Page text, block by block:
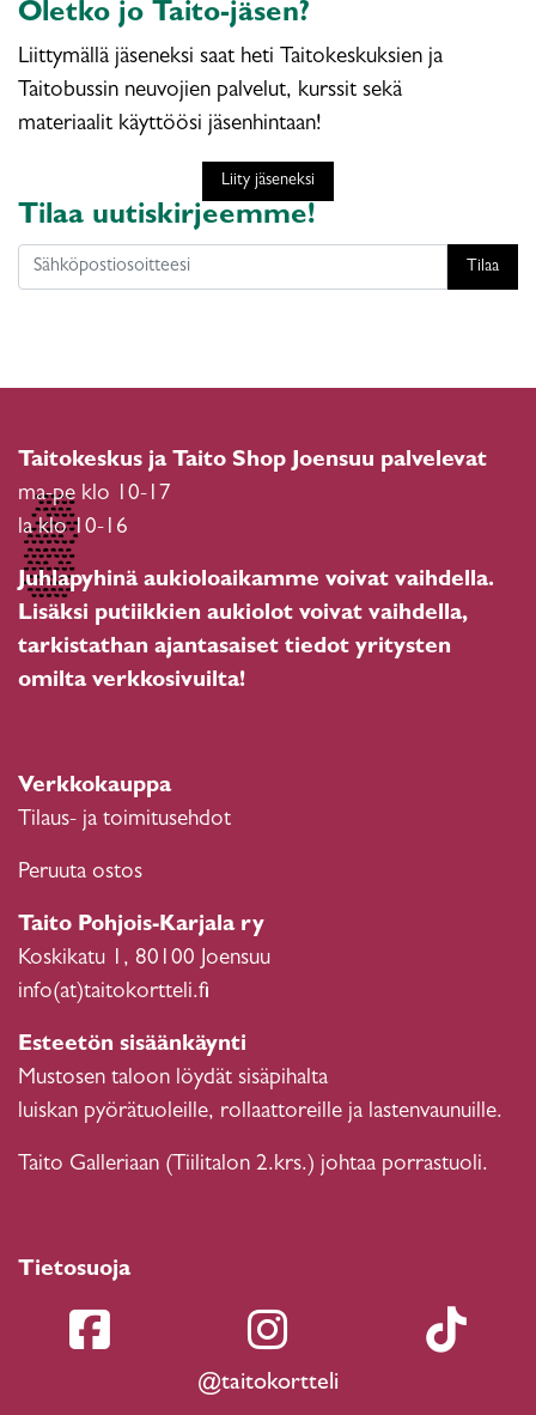
Oletko jo Taito-jäsen?
Liittymällä jäseneksi saat heti Taitokeskuksien ja
Taitobussin neuvojien palvelut, kurssit sekä
materiaalit käyttöösi jäsenhintaan!
Liity jäseneksi
Tilaa uutiskirjeemme!
Tilaa
Taitokeskus ja Taito Shop Joensuu palvelevat
ma-pe klo 10-17
la klo 10-16
Juhlapyhinä aukioloaikamme voivat vaihdella.
Lisäksi putiikkien aukiolot voivat vaihdella,
tarkistathan ajantasaiset tiedot yritysten
omilta verkkosivuilta!
Verkkokauppa
Tilaus- ja toimitusehdot
Peruuta ostos
Taito Pohjois-Karjala ry
Koskikatu 1, 80100 Joensuu
info(at)taitokortteli.fi
Esteetön sisäänkäynti
Mustosen taloon löydät sisäpihalta
luiskan pyörätuoleille, rollaattoreille ja lastenvaunuille.
Taito Galleriaan (Tiilitalon 2.krs.) johtaa porrastuoli.
Tietosuoja
@taitokortteli